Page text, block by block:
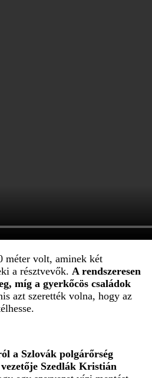
méter volt, aminek két
a résztvevők. A rendszeresen
míg a gyerkőcös családok
azt szerették volna, hogy az
a Szlovák polgárőrség
Szedlák Kristián